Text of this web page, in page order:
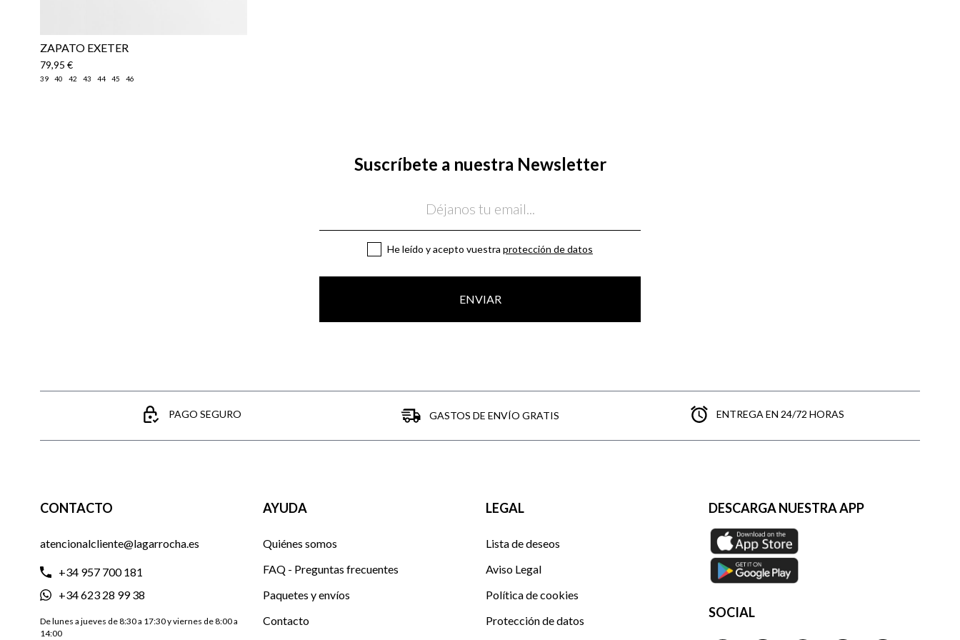
ZAPATO EXETER
79,95 €
39 40 42 43 44 45 46
Suscríbete a nuestra Newsletter
He leído y acepto vuestra protección de datos
ENVIAR
PAGO SEGURO GASTOS DE ENVÍO GRATIS ENTREGA EN 24/72 HORAS
CONTACTO
atencionalcliente@lagarrocha.es
+34 957 700 181
+34 623 28 99 38
De lunes a jueves de 8:30 a 17:30 y viernes de 8:00 a
14:00
AYUDA
Quiénes somos
FAQ - Preguntas frecuentes
Paquetes y envíos
Contacto
LEGAL
Lista de deseos
Aviso Legal
Política de cookies
Protección de datos
DESCARGA NUESTRA APP
SOCIAL